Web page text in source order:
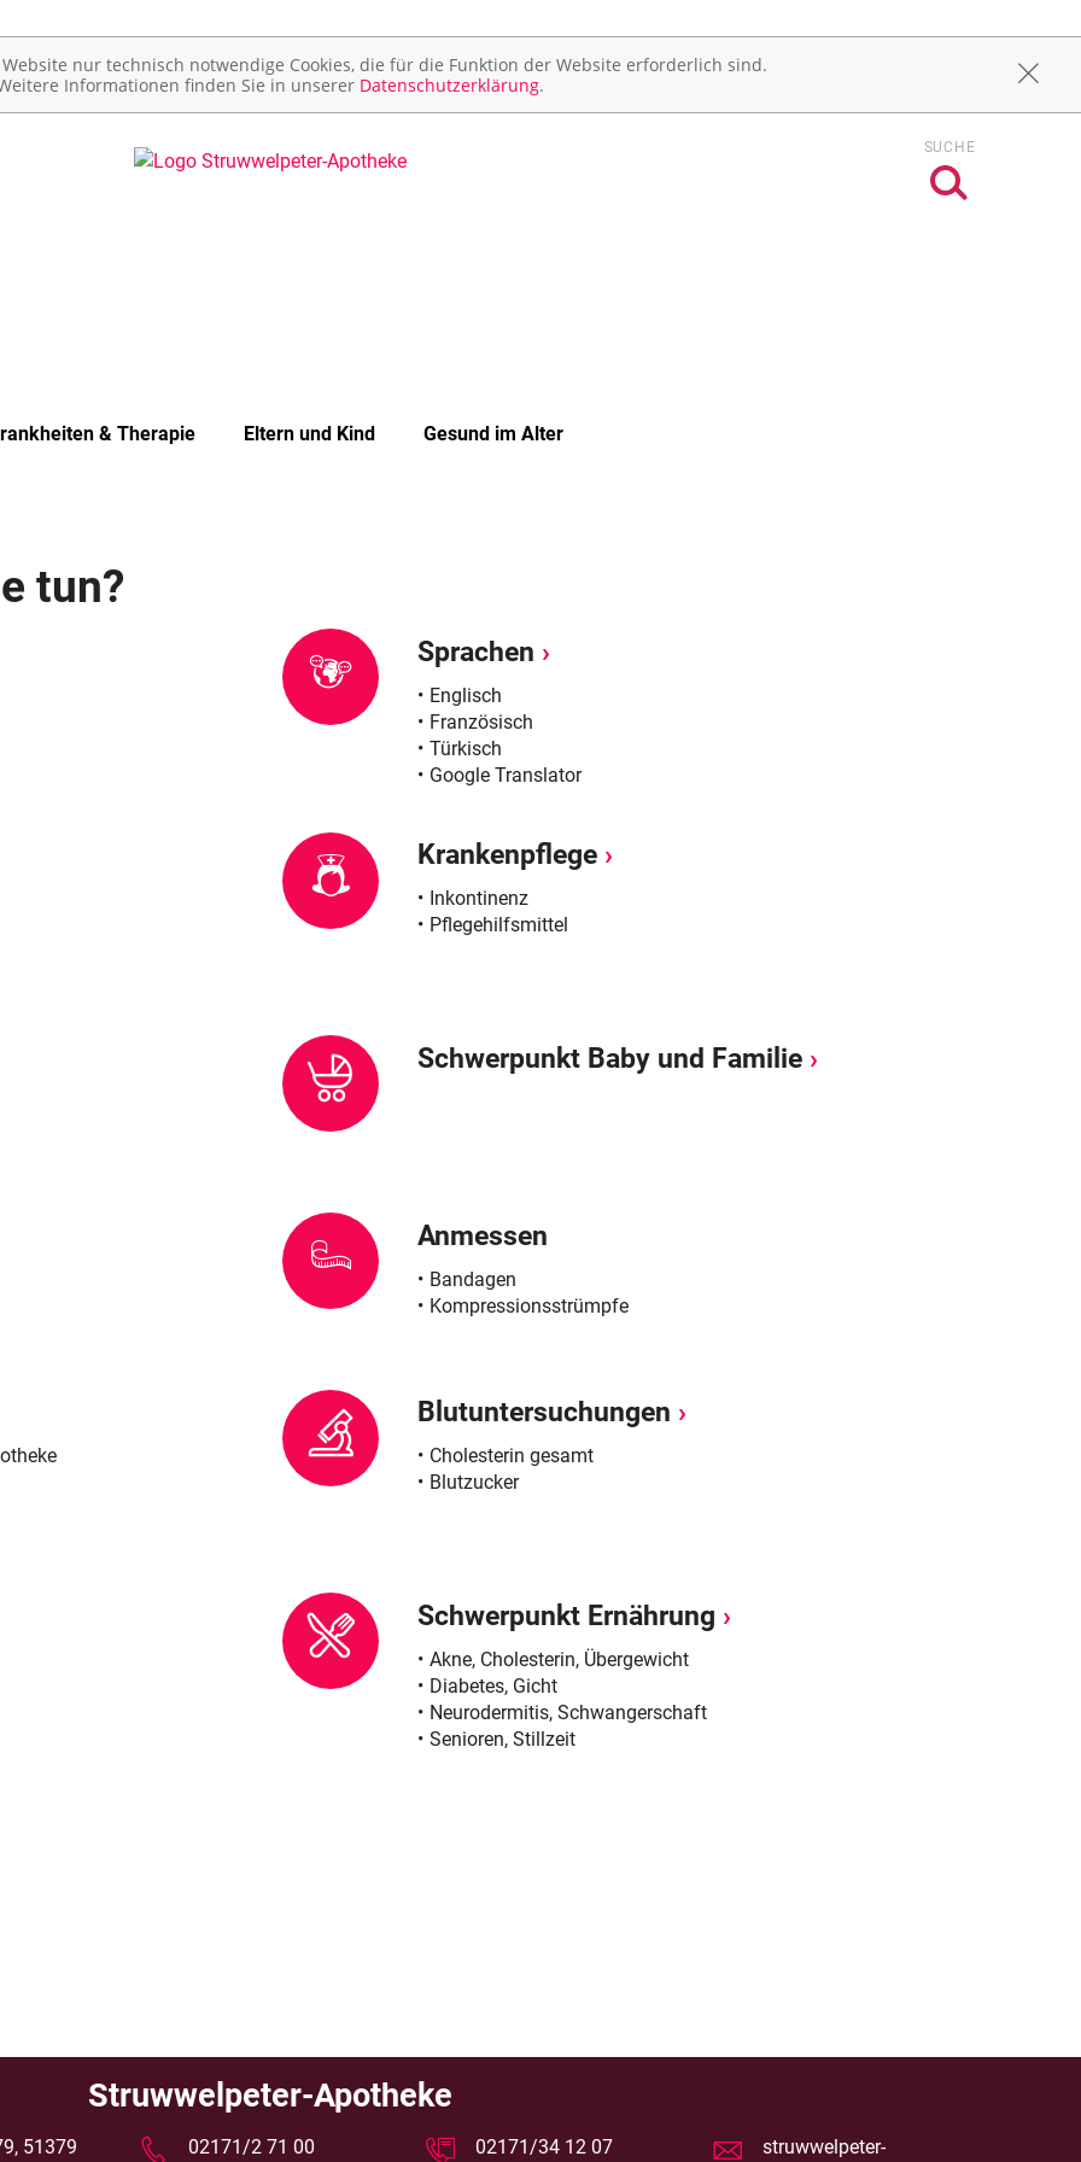
nur technisch notwendige Cookies, die für die Funktion der Website erforderlich sind.
Informationen finden Sie in unserer Datenschutzerklärung.
SUCHE
& Therapie Eltern und Kind
Kinderkrankheiten
Gesund im Alter
tun?
Sprachen
Englisch
Französisch
Türkisch
Google Translator
Krankenpflege
Inkontinenz
Pflegehilfsmittel
Schwerpunkt Baby und Familie
Anmessen
Bandagen
Kompressionsstrümpfe
Blutuntersuchungen
Cholesterin gesamt
Blutzucker
Schwerpunkt Ernährung
Akne, Cholesterin, Übergewicht
Diabetes, Gicht
Neurodermitis, Schwangerschaft
Senioren, Stillzeit
Struwwelpeter-Apotheke
51379 02171/2 71 00 02171/34 12 07 struwwelpeter-